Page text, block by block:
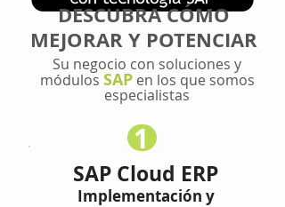
DESCUBRA CÓMO
MEJORAR Y POTENCIAR
Su negocio con soluciones y
módulos SAPen los que somos
especialistas
SAP Cloud ERP
Implementación y
1